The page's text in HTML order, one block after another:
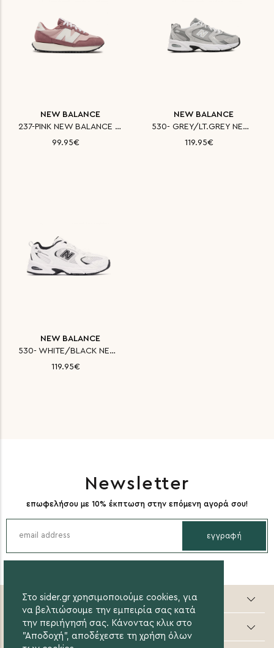
Στο sider.gr χρησιμοποιούμε cookies, για
να βελτιώσουμε την εμπειρία σας κατά
την περιήγησή σας. Κάνοντας κλικ στο
"Αποδοχή", αποδέχεστε τη χρήση όλων
NEW BALANCE
237-PINK NEW BALANCE ΠΑΠΟΥΤΣΙ
99.95€
NEW BALANCE
530- GREY/LT.GREY NEW BALANCE
119.95€
NEW BALANCE
530- WHITE/BLACK NEW BALANCE Π
119.95€
Newsletter
επωφελήσου με 10% έκπτωση στην επόμενη αγορά σου!
εγγραφή
Sider valuable steps
Online Αγορές